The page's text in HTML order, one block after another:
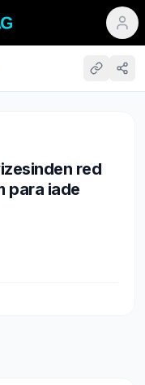
red
para iade